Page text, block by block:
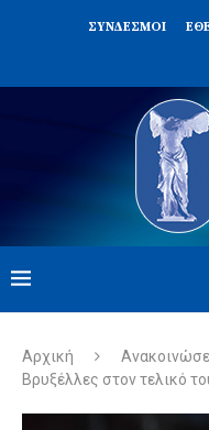
ΣΥΝΔΈΣΜΟΙ
Αρχική
Βρυξέλλες στον τελικό